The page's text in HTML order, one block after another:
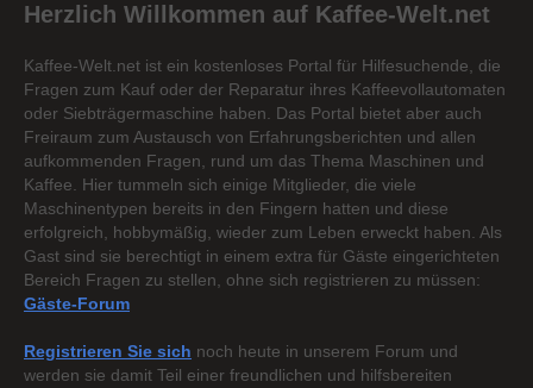
Herzlich Willkommen auf Kaffee-Welt.net
Kaffee-Welt.net ist ein kostenloses Portal für Hilfesuchende, die
Fragen zum Kauf oder der Reparatur ihres Kaffeevollautomaten
oder Siebträgermaschine haben. Das Portal bietet aber auch
Freiraum zum Austausch von Erfahrungsberichten und allen
aufkommenden Fragen, rund um das Thema Maschinen und
Kaffee. Hier tummeln sich einige Mitglieder, die viele
Maschinentypen bereits in den Fingern hatten und diese
erfolgreich, hobbymäßig, wieder zum Leben erweckt haben. Als
Gast sind sie berechtigt in einem extra für Gäste eingerichteten
Bereich Fragen zu stellen, ohne sich registrieren zu müssen:
Gäste-Forum
Registrieren Sie sich noch heute in unserem Forum und
werden sie damit Teil einer freundlichen und hilfsbereiten